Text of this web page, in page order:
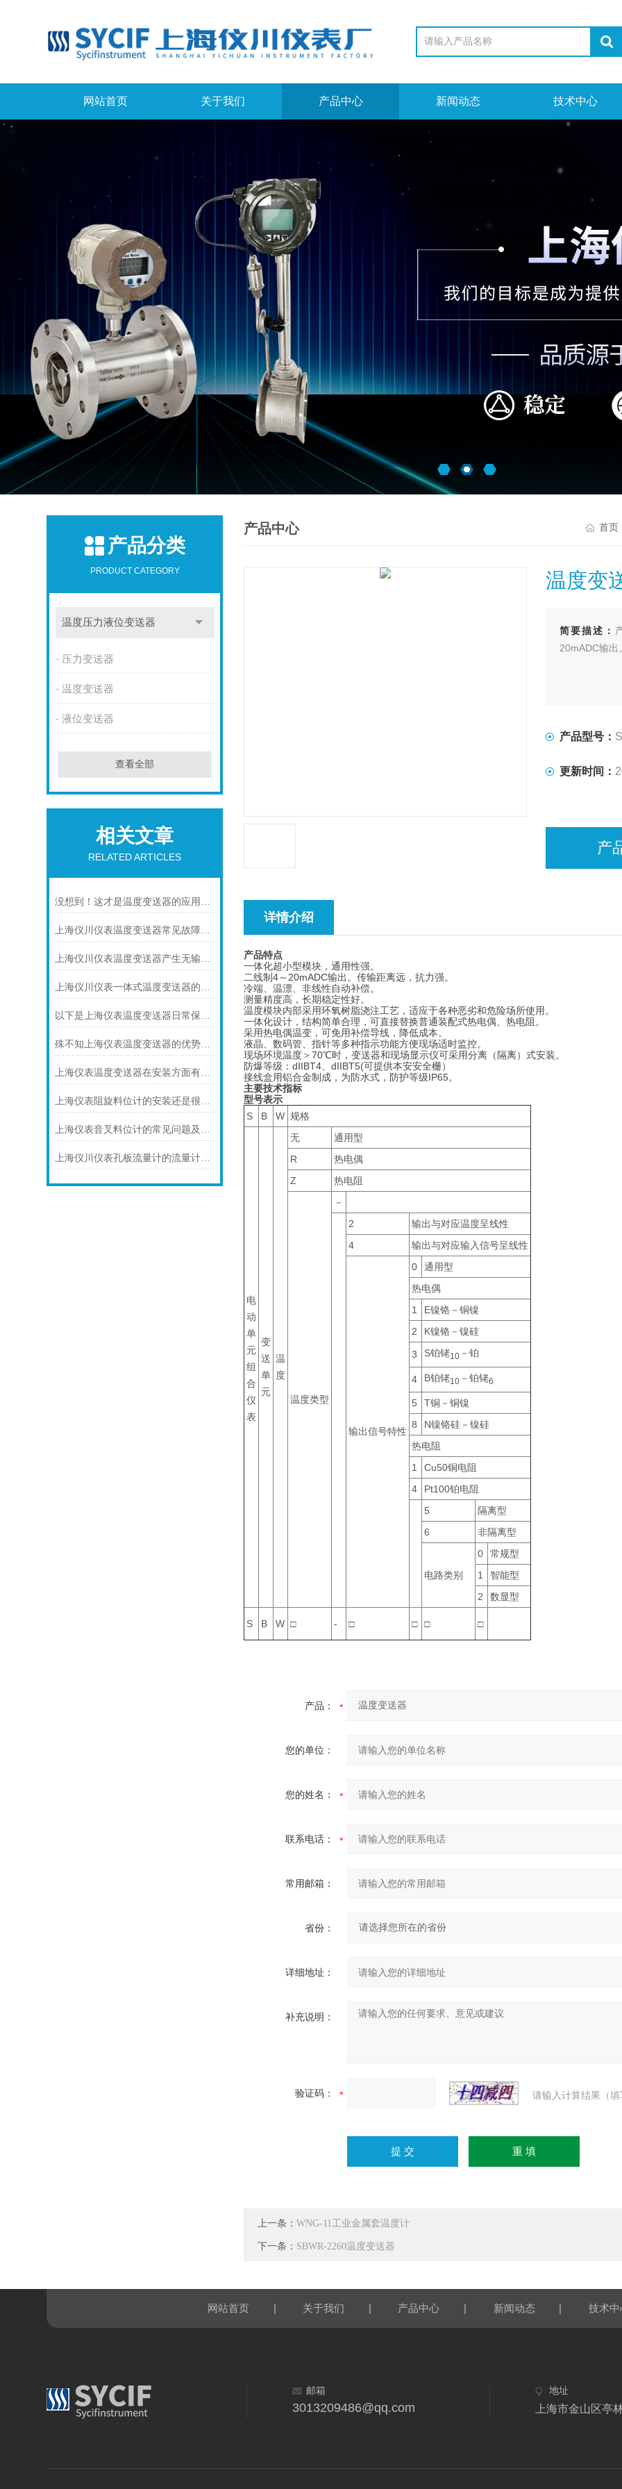
网站首页 关于我们 产品中心 新闻动态 技术中心
产品分类
PRODUCT CATEGORY
温度压力液位变送器
压力变送器
温度变送器
液位变送器
查看全部
相关文章
RELATED ARTICLES
没想到！这才是温度变送器的应用特点！
上海仪川仪表温度变送器常见故障及解决方法
上海仪川仪表温度变送器产生无输出的原因及解决方法
上海仪川仪表一体式温度变送器的特点
以下是上海仪表温度变送器日常保养的建议
殊不知上海仪表温度变送器的优势是这样的
上海仪表温度变送器在安装方面有什么要领
上海仪表阻旋料位计的安装还是很有讲究的
上海仪表音叉料位计的常见问题及其解决方法
上海仪川仪表孔板流量计的流量计算公式
产品中心 首页
温度变
简要描述：
20mADC输
产品型号：
更新时间：
产
详情介绍
产品特点
一体化超小型模块，通用性强。
二线制4～20mADC输出。传输距离远，抗力强。
冷端、温漂、非线性自动补偿。
测量精度高，长期稳定性好。
温度模块内部采用环氧树脂浇注工艺，适应于各种恶劣和危险场所使用。
一体化设计，结构简单合理，可直接替换普通装配式热电偶、热电阻。
采用热电偶温变，可免用补偿导线，降低成本。
液晶、数码管、指针等多种指示功能方便现场适时监控。
现场环境温度＞70℃时，变送器和现场显示仪可采用分离（隔离）式安装。
防爆等级：dIIBT4、dIIBT5(可提供本安安全栅）
接线盒用铝合金制成，为防水式，防护等级IP65。
主要技术指标
型号表示
S
B W 规格
电
动
单
元
组
合
仪
表
变
送
单
元
温
度
无
通用型
R
热电偶
Z
热电阻
温度类型
－
2
输出与对应温度呈线性
4
输出与对应输入信号呈线性
输出信号特性
0
通用型
热电偶
1
E镍铬－铜镍
2
K镍铬－镍硅
3 S铂铑10 －铂
4 B铂铑10 －铂铑6
5
T铜－铜镍
8
N镍铬硅－镍硅
热电阻
1
Cu50铜电阻
4
Pt100铂电阻
5
隔离型
6
非隔离型
电路类别
0
常规型
1
智能型
2
数显型
S B W □ - □ □ □ □
产品：
您的单位：
您的姓名：
联系电话：
常用邮箱：
省份：
详细地址：
补充说明：
验证码： 请输入计算结果（
上一条：WNG-11工业金属套温度计
下一条： SBWR-2260温度变送器
网站首页 | 关于我们 | 产品中心 | 新闻动态 | 技术中
邮箱
3013209486@qq.com
地址
上海市金山区亭